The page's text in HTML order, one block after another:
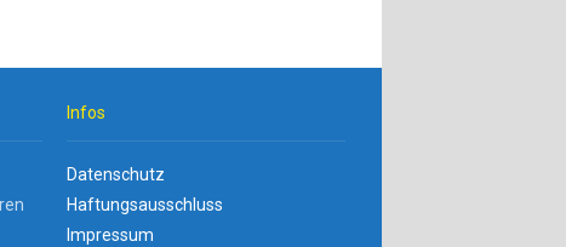
Infos
Datenschutz
Haftungsausschluss
Impressum